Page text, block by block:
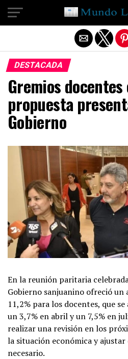
DESTACADA
Gremios docentes
propuesta
Gobierno
En la reunión paritaria
Gobierno sanjuanino ofreció un
11,2% para los docentes, que
un 3,7% en abril y un 7,5% en
realizar una revisión en los
la situación económica y
necesario.
Salir de la